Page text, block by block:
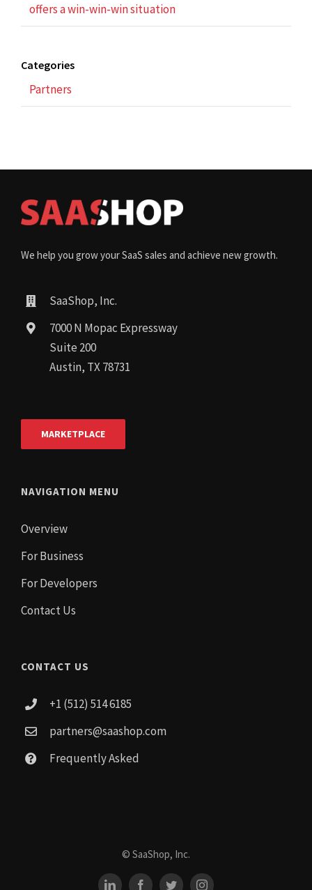
offers a win-win-win situation
Categories
Partners
We help you grow your SaaS sales and achieve new growth.
SaaShop, Inc.
7000 N Mopac Expressway
Suite 200
Austin, TX 78731
MARKETPLACE
NAVIGATION MENU
Overview
For Business
For Developers
Contact Us
CONTACT US
+1 (512) 514 6185
partners@saashop.com
Frequently Asked
© SaaShop, Inc.
LinkedInFacebookTwitterInstagram